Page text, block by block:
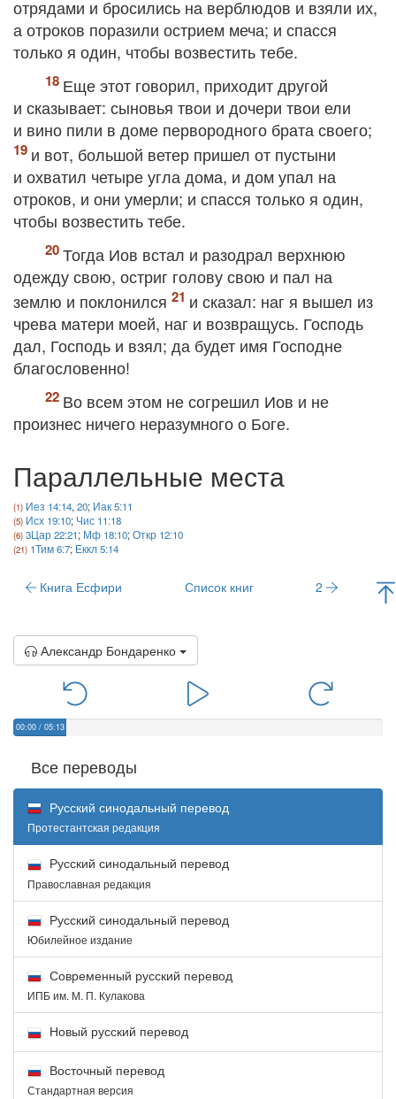
отрядами и бросились на верблюдов и взяли их,
а отроков поразили острием меча; и спасся
только я один, чтобы возвестить тебе.
Еще этот говорил, приходит другой
и сказывает: сыновья твои и дочери твои ели
и вино пили в доме первородного брата своего;
и вот, большой ветер пришел от пустыни
и охватил четыре угла дома, и дом упал на
отроков, и они умерли; и спасся только я один,
чтобы возвестить тебе.
Тогда Иов встал и разодрал верхнюю
одежду свою, остриг голову свою и пал на
землю и поклонился
и сказал: наг я вышел из
чрева матери моей, наг и возвращусь. Господь
дал, Господь и взял; да будет имя Господне
благословенно!
Во всем этом не согрешил Иов и не
произнес ничего неразумного о Боге.
Параллельные места
Иез 14:14, 20; Иак 5:11
Исх 19:10; Чис 11:18
3Цар 22:21; Мф 18:10;Откр 12:10
1Тим 6:7; Еккл 5:14
Книга Есфири Список книг 2
Александр Бондаренко
00:00 / 05:13
Все переводы
Русский синодальный перевод
Протестантская редакция
Русский синодальный перевод
Православная редакция
Русский синодальный перевод
Юбилейное издание
Современный русский перевод
ИПБ им. М. П. Кулакова
Новый русский перевод
Восточный перевод
Стандартная версия